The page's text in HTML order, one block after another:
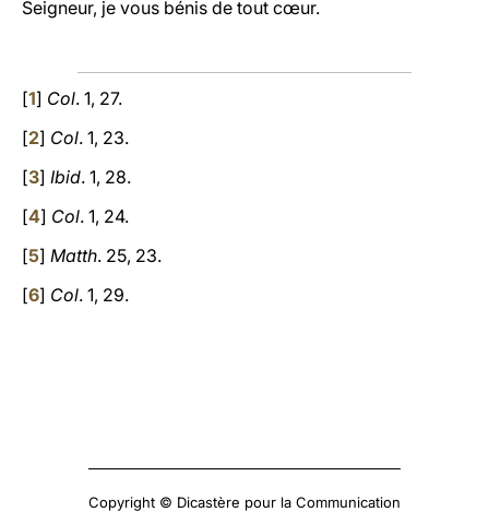
Seigneur, je vous bénis de tout cœur.
[1] Col. 1, 27.
[2] Col. 1, 23.
[3] Ibid. 1, 28.
[4] Col. 1, 24.
[5] Matth. 25, 23.
[6] Col. 1, 29.
Copyright © Dicastère pour la Communication